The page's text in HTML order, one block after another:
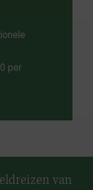
per
van